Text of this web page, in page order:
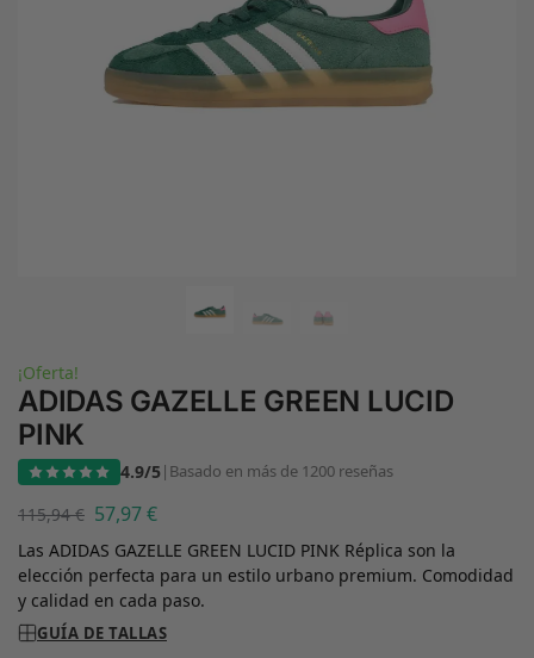
¡Oferta!
ADIDAS GAZELLE GREEN LUCID
PINK
4.9/5| Basado en más de 1200 reseñas
115,94€ 57,97€
Las ADIDAS GAZELLE GREEN LUCID PINK Réplica son la
elección perfecta para un estilo urbano premium. Comodidad
y calidad en cada paso.
GUÍA DE TALLAS